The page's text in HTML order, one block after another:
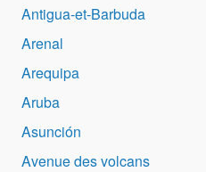
Antigua-et-Barbuda
Arenal
Arequipa
Aruba
Asunción
Avenue des volcans